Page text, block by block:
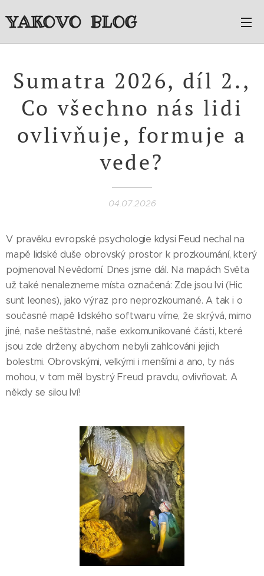
YAKOVO BLOG
Sumatra 2026, díl 2.,
Co všechno nás lidi
ovlivňuje, formuje a
vede?
04.07.2026
V pravěku evropské psychologie kdysi Feud nechal na
mapě lidské duše obrovský prostor k prozkoumání, který
pojmenoval Nevědomí. Dnes jsme dál. Na mapách Světa
už také nenalezneme místa označená: Zde jsou lvi (Hic
sunt leones), jako výraz pro neprozkoumané. A tak i o
současné mapě lidského softwaru víme, že skrývá, mimo
jiné, naše nešťastné, naše exkomunikované části, které
jsou zde drženy, abychom nebyli zahlcováni jejich
bolestmi. Obrovskými, velkými i menšími a ano, ty nás
mohou, v tom měl bystrý Freud pravdu, ovlivňovat. A
někdy se silou lví!